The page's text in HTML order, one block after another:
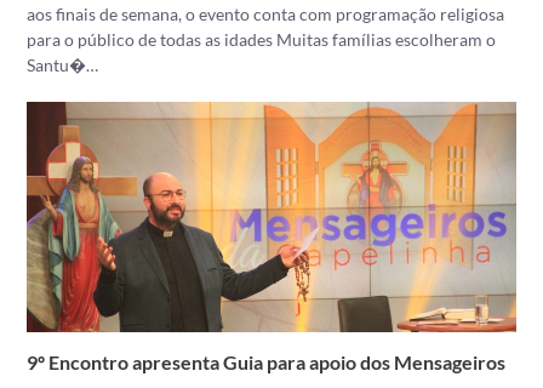
aos finais de semana, o evento conta com programação religiosa
para o público de todas as idades Muitas famílias escolheram o
Santu�…
9º Encontro apresenta Guia para apoio dos Mensageiros